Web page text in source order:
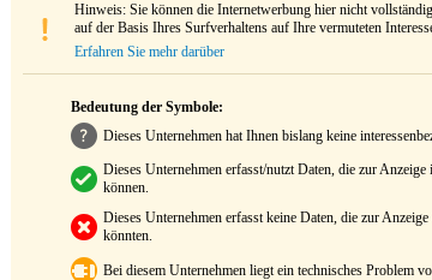
Hinweis: Sie können die Internetwerbung hier nicht
auf der Basis Ihres Surfverhaltens auf Ihre vermuteten
Erfahren Sie mehr darüber
Bedeutung der Symbole:
Dieses Unternehmen hat Ihnen bislang keine
Dieses Unternehmen erfasst/nutzt Daten, die zur
können.
Dieses Unternehmen erfasst keine Daten, die zur
könnten.
Bei diesem Unternehmen liegt ein technisches Problem